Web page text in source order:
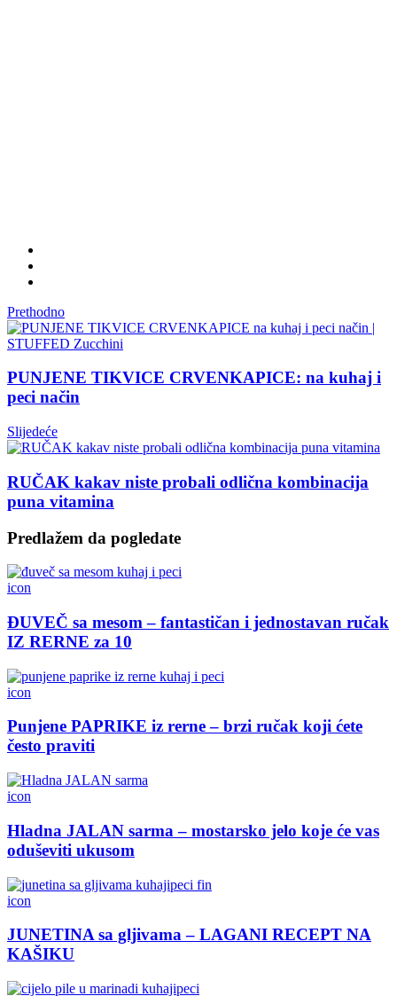
Prethodno
PUNJENE TIKVICE CRVENKAPICE: na kuhaj i
peci način
Slijedeće
RUČAK kakav niste probali odlična kombinacija
puna vitamina
Predlažem da pogledate
icon
ĐUVEČ sa mesom – fantastičan i jednostavan ručak
IZ RERNE za 10
icon
Punjene PAPRIKE iz rerne – brzi ručak koji ćete
često praviti
icon
Hladna JALAN sarma – mostarsko jelo koje će vas
oduševiti ukusom
icon
JUNETINA sa gljivama – LAGANI RECEPT NA
KAŠIKU